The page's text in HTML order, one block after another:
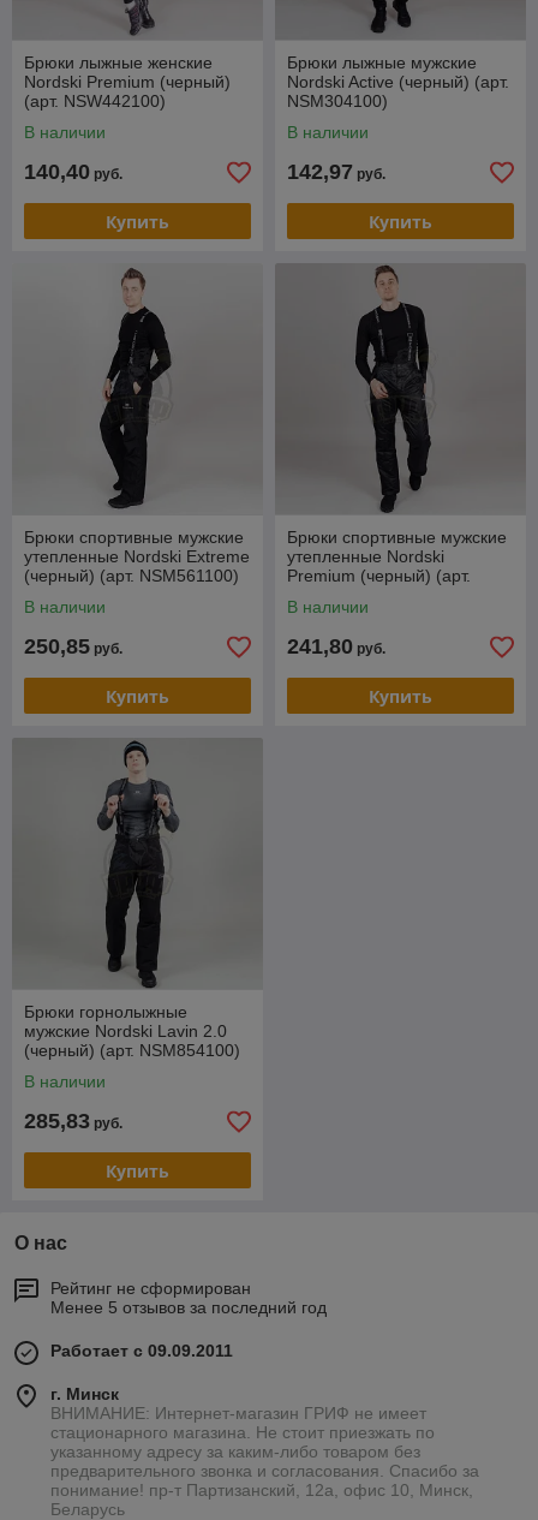
Брюки лыжные женские
Nordski Premium (черный)
(арт. NSW442100)
В наличии
140,40 руб.
Купить
Брюки лыжные мужские
Nordski Active (черный) (арт.
NSM304100)
В наличии
142,97 руб.
Купить
Брюки спортивные мужские
утепленные Nordski Extreme
(черный) (арт. NSM561100)
В наличии
250,85 руб.
Купить
Брюки спортивные мужские
утепленные Nordski
Premium (черный) (арт.
В наличии
241,80 руб.
Купить
Брюки горнолыжные
мужские Nordski Lavin 2.0
(черный) (арт. NSM854100)
В наличии
285,83 руб.
Купить
О нас
Рейтинг не сформирован
Менее 5 отзывов за последний год
Работает с 09.09.2011
г. Минск
ВНИМАНИЕ: Интернет-магазин ГРИФ не имеет
стационарного магазина. Не стоит приезжать по
указанному адресу за каким-либо товаром без
предварительного звонка и согласования. Спасибо за
понимание! пр-т Партизанский, 12а, офис 10, Минск,
Беларусь